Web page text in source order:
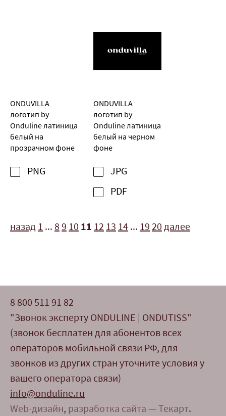
ONDUVILLA
логотип by
Onduline латиница
белый на
прозрачном фоне
PNG
ONDUVILLA
логотип by
Onduline латиница
белый на черном
фоне
JPG
PDF
назад 1 ... 8 9 10 11 12 13 14 ... 19 20 далее
8 800 511 91 82
"Звонок эксперту ONDULINE | ONDUTISS"
(звонок бесплатен для абонентов всех
операторов мобильной связи РФ, для
звонков из других стран уточните условия у
вашего оператора связи)
info@onduline.ru
Web-дизайн, разработка сайта — Текарт.